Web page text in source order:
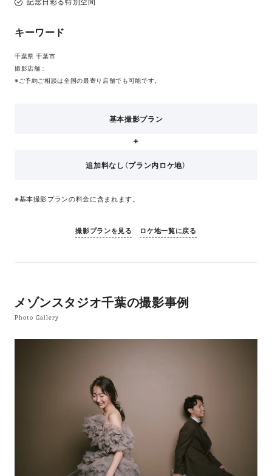
キーワード
千葉県 千葉市
撮影店舗：
※ご予約ご相談は全国の最寄り店舗でも可能です。
基本撮影プラン
追加料なし（プラン内ロケ地）
※基本撮影プランの料金に含まれます。
撮影プランを見る ロケ地一覧に戻る
メゾンスタジオ千葉の撮影事例
Photo Gallery